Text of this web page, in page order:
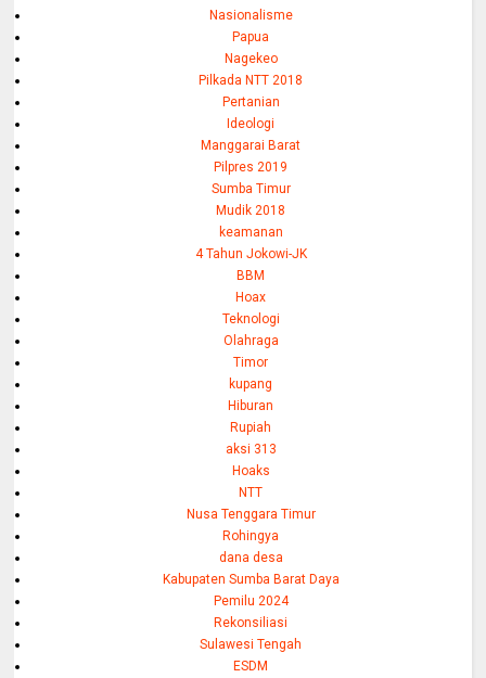
Nasionalisme
Papua
Nagekeo
Pilkada NTT 2018
Pertanian
Ideologi
Manggarai Barat
Pilpres 2019
Sumba Timur
Mudik 2018
keamanan
4 Tahun Jokowi-JK
BBM
Hoax
Teknologi
Olahraga
Timor
kupang
Hiburan
Rupiah
aksi 313
Hoaks
NTT
Nusa Tenggara Timur
Rohingya
dana desa
Kabupaten Sumba Barat Daya
Pemilu 2024
Rekonsiliasi
Sulawesi Tengah
ESDM